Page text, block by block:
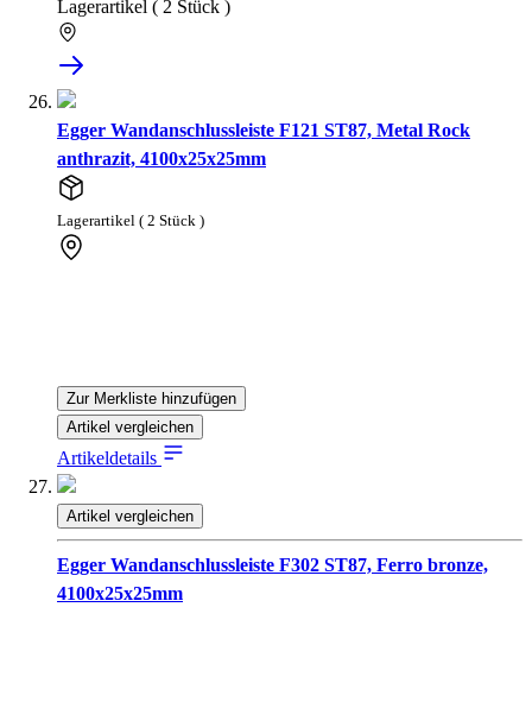
Lagerartikel ( 2 Stück )
Egger Wandanschlussleiste F121 ST87, Metal Rock
anthrazit, 4100x25x25mm
Lagerartikel ( 2 Stück )
Zur Merkliste hinzufügen
Artikel vergleichen
Artikeldetails
Artikel vergleichen
Egger Wandanschlussleiste F302 ST87, Ferro bronze,
4100x25x25mm